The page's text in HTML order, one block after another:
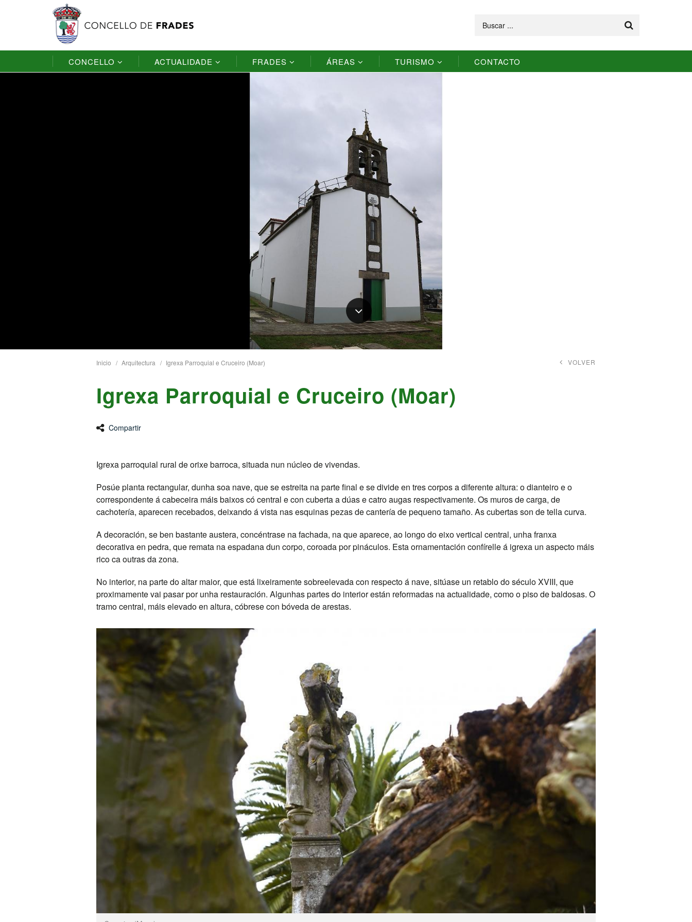
CONCELLO ACTUALIDADE FRADES ÁREAS TURISMO CONTACTO
Inicio Arquitectura Igrexa Parroquial e Cruceiro (Moar) VOLVER
Igrexa Parroquial e Cruceiro (Moar)
Compartir
Igrexa parroquial rural de orixe barroca, situada nun núcleo de vivendas.
Posúe planta rectangular, dunha soa nave, que se estreita na parte final e se divide en tres corpos a diferente altura: o dianteiro e o
correspondente á cabeceira máis baixos có central e con cuberta a dúas e catro augas respectivamente. Os muros de carga, de
cachotería, aparecen recebados, deixando á vista nas esquinas pezas de cantería de pequeno tamaño. As cubertas son de tella curva.
A decoración, se ben bastante austera, concéntrase na fachada, na que aparece, ao longo do eixo vertical central, unha franxa
decorativa en pedra, que remata na espadana dun corpo, coroada por pináculos. Esta ornamentación confírelle á igrexa un aspecto máis
rico ca outras da zona.
No interior, na parte do altar maior, que está lixeiramente sobreelevada con respecto á nave, sitúase un retablo do século XVIII, que
proximamente vai pasar por unha restauración. Algunhas partes do interior están reformadas na actualidade, como o piso de baldosas. O
tramo central, máis elevado en altura, cóbrese con bóveda de arestas.